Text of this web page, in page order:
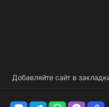
Добавляйте сайт в